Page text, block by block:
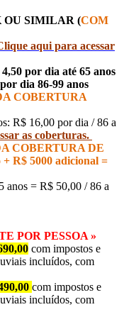
OU SIMILAR (COM
aqui para acessar
por dia até 65 anos
dia 86-99 anos
COBERTURA
R$ 16,00 por dia / 86 a
as coberturas.
COBERTURA DE
R$ 5000 adicional =
anos = R$ 50,00 / 86 a
POR PESSOA »
com impostos e
incluídos, com
com impostos e
incluídos, com